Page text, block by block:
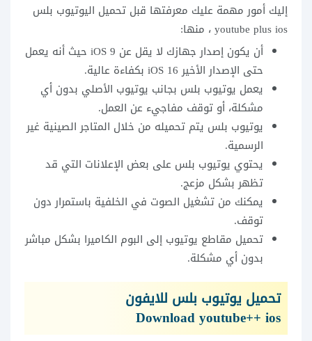
إليك أمور مهمة عليك معرفتها قبل تحميل اليوتيوب بلس
youtube plus ios ، منها:
أن يكون إصدار جهازك لا يقل عن iOS 9 حيث أنه يعمل
حتى الإصدار الأخير iOS 16 بكفاءة عالية.
يعمل يوتيوب بلس بجانب يوتيوب الأصلي بدون أي
مشكلة، أو توقف مفاجيء عن العمل.
يوتيوب بلس يتم تحميله من خلال المتاجر الصينية غير
الرسمية.
يحتوي يوتيوب بلس على بعض الإعلانات التي قد
تظهر بشكل مزعج.
يمكنك من تشغيل الصوت في الخلفية باستمرار دون
توقف.
تحميل مقاطع يوتيوب إلى البوم الكاميرا بشكل مباشر
بدون أي مشكلة.
تحميل يوتيوب بلس للايفون
Download youtube++ ios